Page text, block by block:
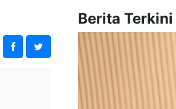
Berita Terkini